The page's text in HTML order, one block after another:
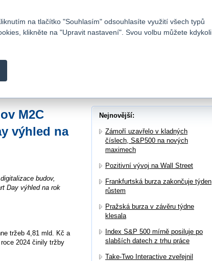
Poskytuje účty bez poplatků a
M2C
výhled na
budov,
Day výhled na rok
tržeb 4,81 mld. Kč a
2024 činily tržby
Nejnovější:
Zámoří uzavřelo v kladných
číslech, S&P500 na nových
maximech
Pozitivní vývoj na Wall Street
Frankfurtská burza zakončuje týden
růstem
Pražská burza v závěru týdne
klesala
Index S&P 500 mírně posiluje po
slabších datech z trhu práce
Take-Two Interactive zveřejnil
na tlačítko "Souhlasím" odsouhlasíte využití všech typů
klikněte na "Upravit nastavení". Svou volbu můžete kdykoli